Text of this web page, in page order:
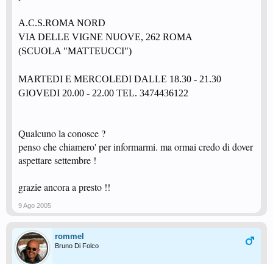
A.C.S.ROMA NORD
VIA DELLE VIGNE NUOVE, 262 ROMA
(SCUOLA "MATTEUCCI")
MARTEDI E MERCOLEDI DALLE 18.30 - 21.30
GIOVEDI 20.00 - 22.00 TEL. 3474436122
Qualcuno la conosce ?
penso che chiamero' per informarmi. ma ormai credo di dover
aspettare settembre !
grazie ancora a presto !!
9 Ago 2005
rommel
Bruno Di Folco